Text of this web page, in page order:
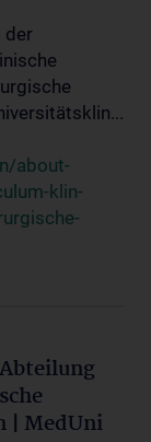
der
about-
klin-
| MedUni